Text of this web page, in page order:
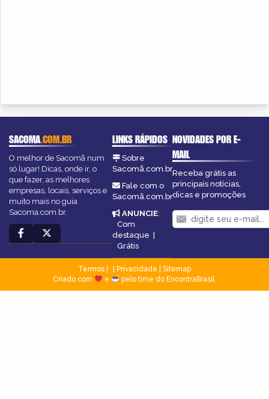
SACOMA.COM.BR
O melhor de Sacomã num
só lugar! Dicas, onde ir, o
que fazer, as melhores
empresas, locais, serviços e
muito mais no guia
Sacoma.com.br.
LINKS RÁPIDOS
Sobre
Sacomã.com.br
Fale com o
Sacomã.com.br
ANUNCIE:
Com
destaque |
Grátis
NOVIDADES POR E-
MAIL
Receba grátis as
principais notícias,
dicas e promoções
Termos Privacidade
Sitemap
Criado com
e pelo time do EncontraBrasil